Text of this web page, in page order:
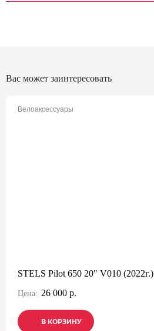
Вас может заинтересовать
Велоаксессуары
STELS Pilot 650 20" V010 (2022г.)
Цена: 26 000 р.
В КОРЗИНУ
В КОРЗИНУ
В КОРЗИНУ